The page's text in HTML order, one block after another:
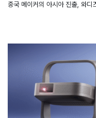
중국 메이커의 아시아 진출, 와디